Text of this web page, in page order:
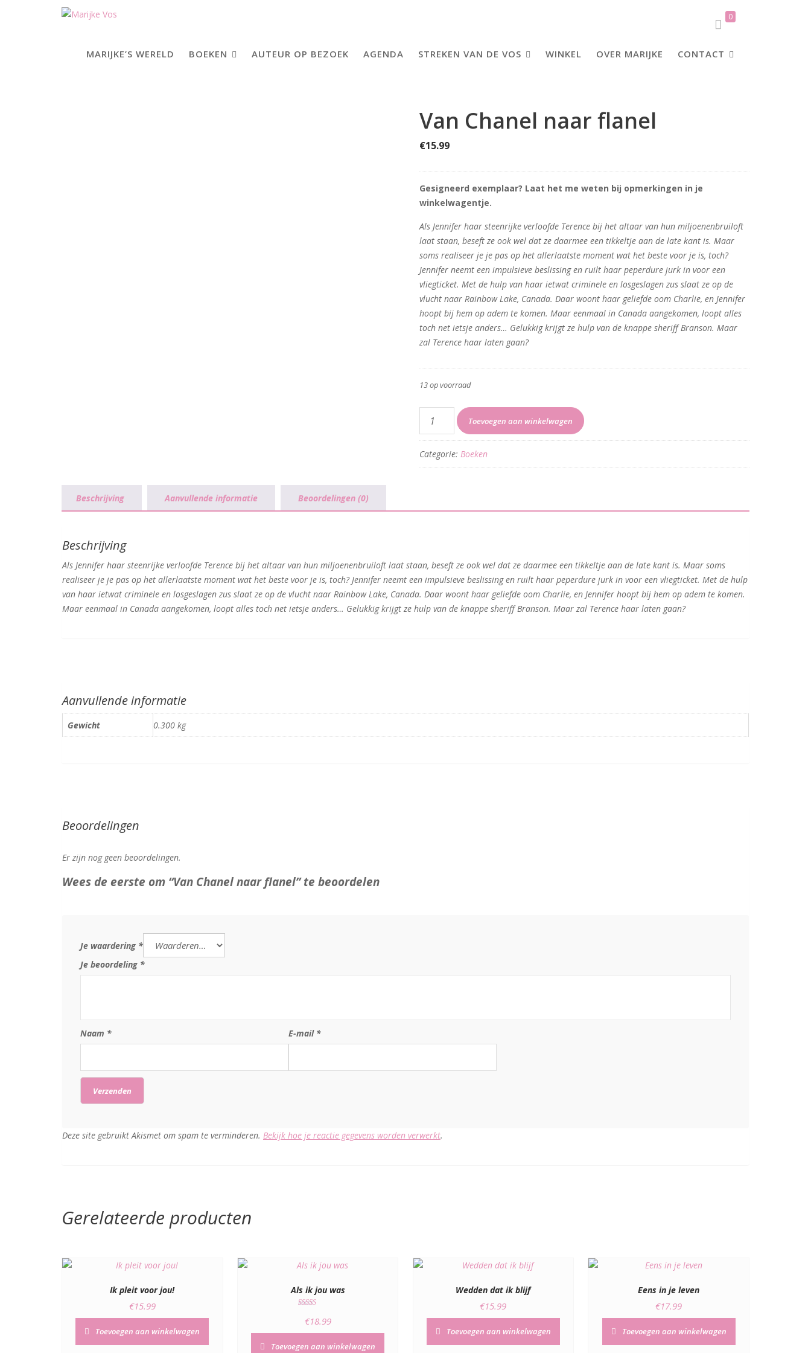
0
MARIJKE’S WERELD BOEKEN AUTEUR OP BEZOEK AGENDA STREKEN VAN DE VOS WINKEL OVER MARIJKE CONTACT
Van Chanel naar flanel
€15.99
Gesigneerd exemplaar? Laat het me weten bij opmerkingen in je
winkelwagentje.
Als Jennifer haar steenrijke verloofde Terence bij het altaar van hun miljoenenbruiloft
laat staan, beseft ze ook wel dat ze daarmee een tikkeltje aan de late kant is. Maar
soms realiseer je je pas op het allerlaatste moment wat het beste voor je is, toch?
Jennifer neemt een impulsieve beslissing en ruilt haar peperdure jurk in voor een
vliegticket. Met de hulp van haar ietwat criminele en losgeslagen zus slaat ze op de
vlucht naar Rainbow Lake, Canada. Daar woont haar geliefde oom Charlie, en Jennifer
hoopt bij hem op adem te komen. Maar eenmaal in Canada aangekomen, loopt alles
toch net ietsje anders… Gelukkig krijgt ze hulp van de knappe sheriff Branson. Maar
zal Terence haar laten gaan?
13 op voorraad
Chanel
naar
flanel
aantal
Toevoegen aan winkelwagen
Categorie: Boeken
Beschrijving Aanvullende informatie Beoordelingen (0)
Beschrijving
Als Jennifer haar steenrijke verloofde Terence bij het altaar van hun miljoenenbruiloft laat staan, beseft ze ook wel dat ze daarmee een tikkeltje aan de late kant is. Maar soms
realiseer je je pas op het allerlaatste moment wat het beste voor je is, toch? Jennifer neemt een impulsieve beslissing en ruilt haar peperdure jurk in voor een vliegticket. Met de hulp
van haar ietwat criminele en losgeslagen zus slaat ze op de vlucht naar Rainbow Lake, Canada. Daar woont haar geliefde oom Charlie, en Jennifer hoopt bij hem op adem te komen.
Maar eenmaal in Canada aangekomen, loopt alles toch net ietsje anders… Gelukkig krijgt ze hulp van de knappe sheriff Branson. Maar zal Terence haar laten gaan?
Aanvullende informatie
Gewicht 0.300 kg
Beoordelingen
Er zijn nog geen beoordelingen.
Wees de eerste om “Van Chanel naar flanel” te beoordelen
Je waardering *
Je beoordeling *
Naam * E-mail *
Deze site gebruikt Akismet om spam te verminderen. Bekijk hoe je reactie gegevens worden verwerkt.
Gerelateerde producten
Ik pleit voor jou!
€15.99
Toevoegen aan winkelwagen
Als ik jou was
d
uit 5
€18.99
Toevoegen aan winkelwagen
Wedden dat ik blijf
€15.99
Toevoegen aan winkelwagen
Eens in je leven
€17.99
Toevoegen aan winkelwagen